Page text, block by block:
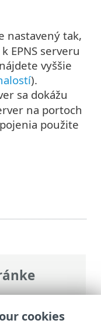
PROTECT
Push
nastavený tak,
EPNS serveru
vyššie
).
sa dokážu
na portoch
použite
cookies